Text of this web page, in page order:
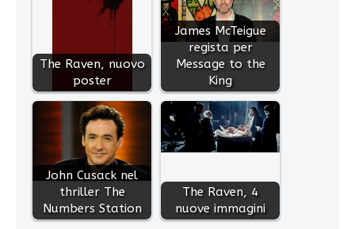
The Raven, nuovo
poster
James McTeigue
regista per
Message to the
King
John Cusack nel
thriller The
Numbers Station
The Raven, 4
nuove immagini